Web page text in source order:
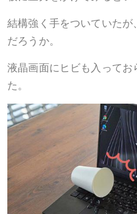
結構強く手をついていた
だろうか。
液晶画面にヒビも入ってお
た。